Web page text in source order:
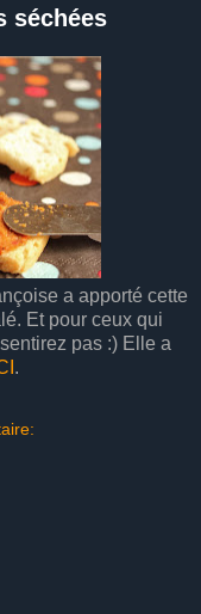
séchées
a apporté cette
Et pour ceux qui
pas :) Elle a
.